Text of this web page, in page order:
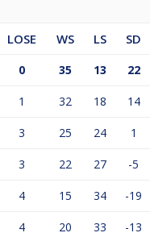
vi streamer fra
18 år.
LOSE WS LS SD
0 35 13 22
1 32 18 14
3 25 24 1
3 22 27 -5
4 15 34 -19
4 20 33 -13